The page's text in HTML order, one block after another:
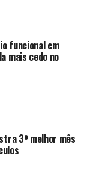
funcional em
mais cedo no
3º melhor mês